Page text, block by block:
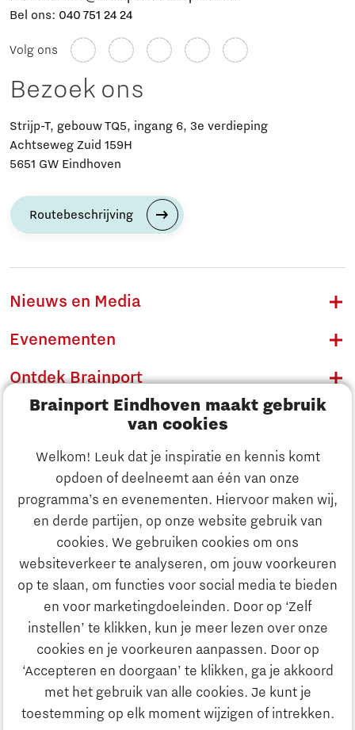
Brainport Eindhoven maakt gebruik
van cookies
Welkom! Leuk dat je inspiratie en kennis komt
opdoen of deelneemt aan één van onze
programma’s en evenementen. Hiervoor maken wij,
en derde partijen, op onze website gebruik van
cookies. We gebruiken cookies om ons
websiteverkeer te analyseren, om jouw voorkeuren
op te slaan, om functies voor social media te bieden
en voor marketingdoeleinden. Door op ‘Zelf
instellen’ te klikken, kun je meer lezen over onze
cookies en je voorkeuren aanpassen. Door op
‘Accepteren en doorgaan’ te klikken, ga je akkoord
met het gebruik van alle cookies. Je kunt je
toestemming op elk moment wijzigen of intrekken.
Ontdek Brainport
Innovatie
Ondernemen
Onderwijs
Bel ons: 040 751 24 24
Volg ons
Bezoek ons
Strijp-T, gebouw TQ5, ingang 6, 3e verdieping
Achtseweg Zuid 159H
5651 GW Eindhoven
Routebeschrijving
Nieuws en Media
Evenementen
Ontdek Brainport
Innovatie
Ondernemen
Onderwijs
Maatschappelijk
Strategie & Organisatie
Zoeken
Contact
Naar internationale website